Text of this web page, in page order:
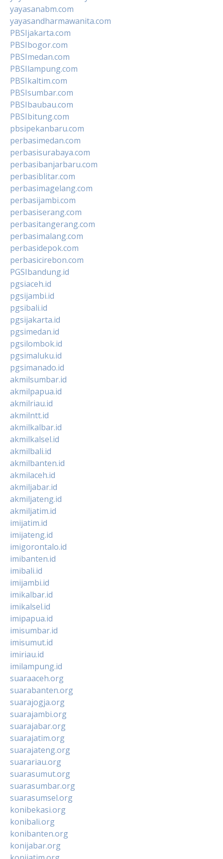
yayasanabm.com
yayasandharmawanita.com
PBSIjakarta.com
PBSIbogor.com
PBSImedan.com
PBSIlampung.com
PBSIkaltim.com
PBSIsumbar.com
PBSIbaubau.com
PBSIbitung.com
pbsipekanbaru.com
perbasimedan.com
perbasisurabaya.com
perbasibanjarbaru.com
perbasiblitar.com
perbasimagelang.com
perbasijambi.com
perbasiserang.com
perbasitangerang.com
perbasimalang.com
perbasidepok.com
perbasicirebon.com
PGSIbandung.id
pgsiaceh.id
pgsijambi.id
pgsibali.id
pgsijakarta.id
pgsimedan.id
pgsilombok.id
pgsimaluku.id
pgsimanado.id
akmilsumbar.id
akmilpapua.id
akmilriau.id
akmilntt.id
akmilkalbar.id
akmilkalsel.id
akmilbali.id
akmilbanten.id
akmilaceh.id
akmiljabar.id
akmiljateng.id
akmiljatim.id
imijatim.id
imijateng.id
imigorontalo.id
imibanten.id
imibali.id
imijambi.id
imikalbar.id
imikalsel.id
imipapua.id
imisumbar.id
imisumut.id
imiriau.id
imilampung.id
suaraaceh.org
suarabanten.org
suarajogja.org
suarajambi.org
suarajabar.org
suarajatim.org
suarajateng.org
suarariau.org
suarasumut.org
suarasumbar.org
suarasumsel.org
konibekasi.org
konibali.org
konibanten.org
konijabar.org